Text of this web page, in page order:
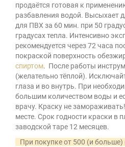
продаётся готовая к
разбавления водой. Высыхает
для ПВХ за 60 мин. при 50
градусах тепла. Интенсивно
рекомендуется через 72 часа
покраской поверхность
спиртом. После работы
(желательно тёплой).
глаза и во внутрь. При
большим количеством воды и
врачу. Краску не
месте. Срок годности краски в
заводской таре 12 месяцев.
При покупке от 500 (и